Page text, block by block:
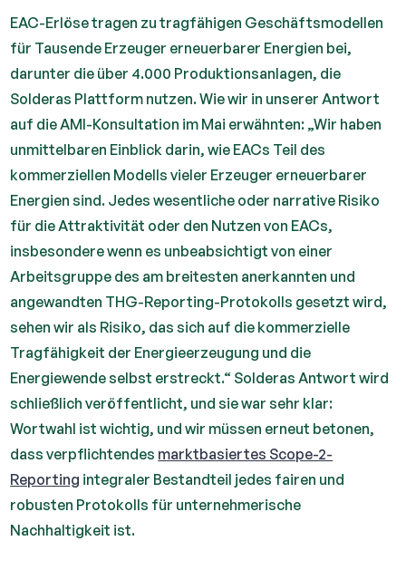
EAC-Erlöse tragen zu tragfähigen Geschäftsmodellen
für Tausende Erzeuger erneuerbarer Energien bei,
darunter die über 4.000 Produktionsanlagen, die
Solderas Plattform nutzen. Wie wir in unserer Antwort
auf die AMI-Konsultation im Mai erwähnten: „Wir haben
unmittelbaren Einblick darin, wie EACs Teil des
kommerziellen Modells vieler Erzeuger erneuerbarer
Energien sind. Jedes wesentliche oder narrative Risiko
für die Attraktivität oder den Nutzen von EACs,
insbesondere wenn es unbeabsichtigt von einer
Arbeitsgruppe des am breitesten anerkannten und
angewandten THG-Reporting-Protokolls gesetzt wird,
sehen wir als Risiko, das sich auf die kommerzielle
Tragfähigkeit der Energieerzeugung und die
Energiewende selbst erstreckt.“ Solderas Antwort wird
schließlich veröffentlicht, und sie war sehr klar:
Wortwahl ist wichtig, und wir müssen erneut betonen,
dass verpflichtendes marktbasiertes Scope-2-
Reporting integraler Bestandteil jedes fairen und
robusten Protokolls für unternehmerische
Nachhaltigkeit ist.